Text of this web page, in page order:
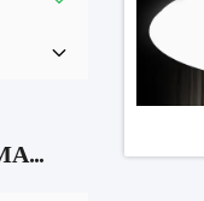
ΕΠΙΚΟΙΝΩΝΉΣΤΕ ΜΑΖΊ ΜΑΣ